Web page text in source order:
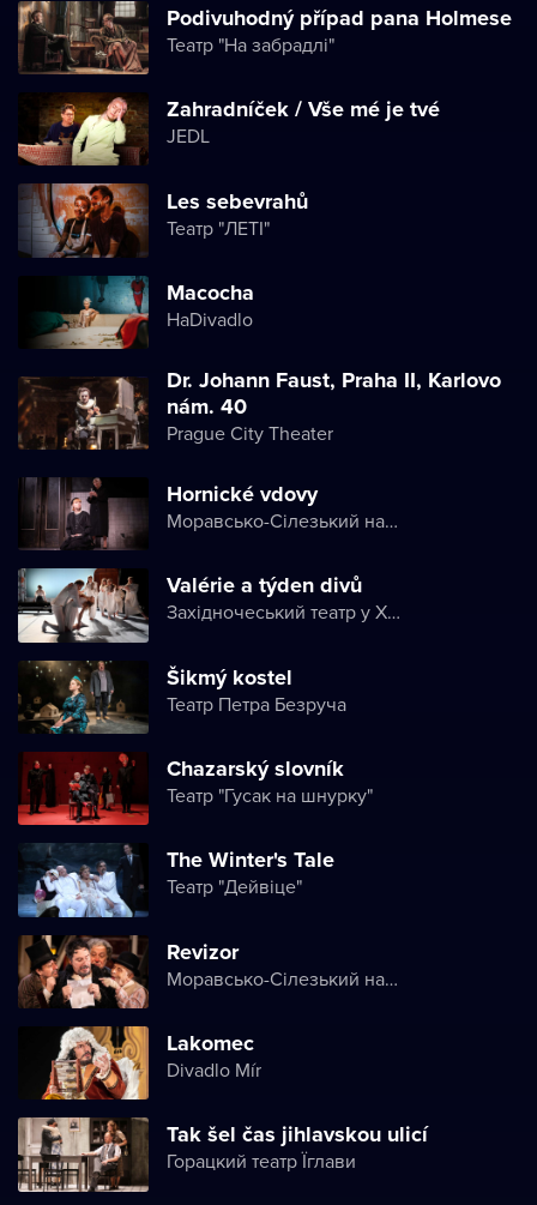
Podivuhodný případ pana Holmese
Театр "На забрадлі"
Zahradníček / Vše mé je tvé
JEDL
Les sebevrahů
Театр "ЛЕТІ"
Macocha
HaDivadlo
Dr. Johann Faust, Praha II, Karlovo
nám. 40
Prague City Theater
Hornické vdovy
Моравсько-Сілезький національний театр
Valérie a týden divů
Західночеський театр у Хебі
Šikmý kostel
Театр Петра Безруча
Chazarský slovník
Театр "Гусак на шнурку"
The Winter's Tale
Театр "Дейвіце"
Revizor
Моравсько-Сілезький національний театр
Lakomec
Divadlo Mír
Tak šel čas jihlavskou ulicí
Горацкий театр Їглави